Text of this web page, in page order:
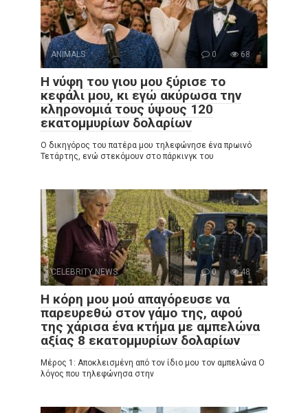
ANIMALS 0 68
Η νύφη του γιου μου ξύρισε το
κεφάλι μου, κι εγώ ακύρωσα την
κληρονομιά τους ύψους 120
εκατομμυρίων δολαρίων
Ο δικηγόρος του πατέρα μου τηλεφώνησε ένα πρωινό
Τετάρτης, ενώ στεκόμουν στο πάρκινγκ του
CELEBRITY NEWS 0 48
Η κόρη μου μού απαγόρευσε να
παρευρεθώ στον γάμο της, αφού
της χάρισα ένα κτήμα με αμπελώνα
αξίας 8 εκατομμυρίων δολαρίων
Μέρος 1: Αποκλεισμένη από τον ίδιο μου τον αμπελώνα Ο
λόγος που τηλεφώνησα στην